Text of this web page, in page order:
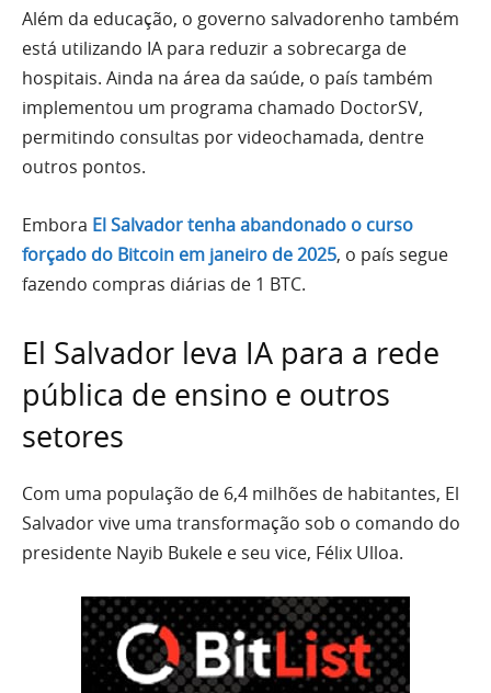
Além da educação, o governo salvadorenho também
está utilizando IA para reduzir a sobrecarga de
hospitais. Ainda na área da saúde, o país também
implementou um programa chamado DoctorSV,
permitindo consultas por videochamada, dentre
outros pontos.
Embora El Salvador tenha abandonado o curso
forçado do Bitcoin em janeiro de 2025, o país segue
fazendo compras diárias de 1 BTC.
El Salvador leva IA para a rede
pública de ensino e outros
setores
Com uma população de 6,4 milhões de habitantes, El
Salvador vive uma transformação sob o comando do
presidente Nayib Bukele e seu vice, Félix Ulloa.